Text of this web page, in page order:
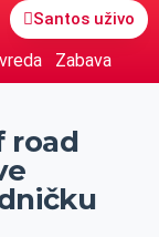
Santos uživo
Zabava
road